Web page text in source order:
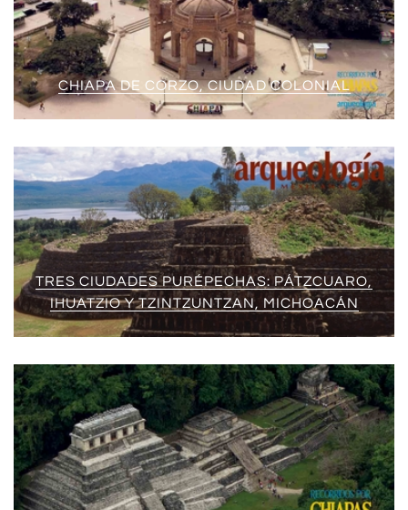
CHIAPA DE CORZO, CIUDAD COLONIAL
TRES CIUDADES PURÉPECHAS: PÁTZCUARO,
IHUATZIO Y TZINTZUNTZAN, MICHOACÁN